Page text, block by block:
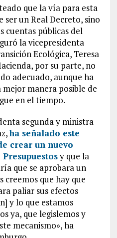
que la vía para esta
ser un Real Decreto, sino
cuentas públicas del
la vicepresidenta
Ecológica, Teresa
por su parte, no
adecuado, aunque ha
mejor manera posible de
en el tiempo.
segunda y ministra
ha señalado este
crear un nuevo
y que la
que se aprobara un
creemos que hay que
paliar sus efectos
y lo que estamos
ya, que legislemos y
mecanismo», ha